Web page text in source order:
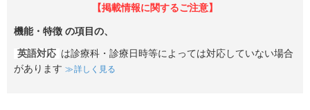
【掲載情報に関するご注意】
機能・特徴 の項目の、
英語対応 は診療科・診療日時等によっては対応していない場合
があります
詳しく見る